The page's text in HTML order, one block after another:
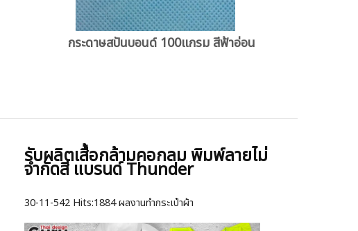
กระดาษสปันบอนด์ 100แกรม สีฟ้าอ่อน
รับผลิตเสื้อกล้ามคอกลม พิมพ์ลายไม่
จำกัดสี แบรนด์ Thunder
30-11-542 Hits:1884 ผลงานทำกระเป๋าผ้า